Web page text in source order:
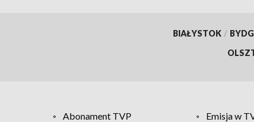
BIAŁYSTOK /
Abonament TVP Emisja w